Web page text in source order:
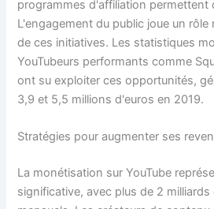
programmes d'affiliation permettent
L'engagement du public joue un rôle
de ces initiatives. Les statistiques
YouTubeurs performants comme
ont su exploiter ces opportunités,
3,9 et 5,5 millions d'euros en 2019.
Stratégies pour augmenter ses
La monétisation sur YouTube
significative, avec plus de 2